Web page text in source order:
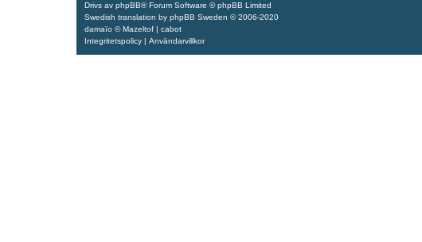
Drivs av phpBB® Forum Software © phpBB Limited
Swedish translation by phpBB Sweden © 2006-2020
damaïo ©Mazeltof | cabot
Integritetspolicy | Användarvillkor